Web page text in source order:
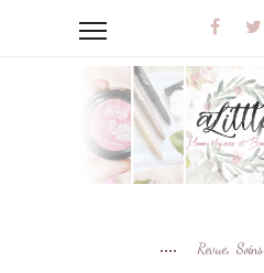
Revue,